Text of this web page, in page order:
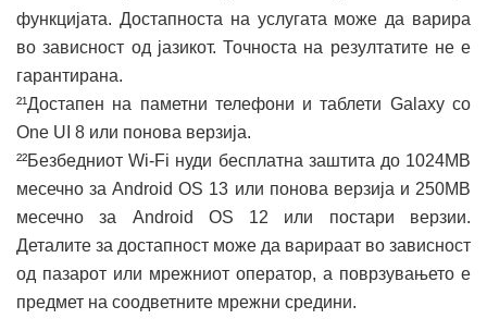
функцијата. Достапноста на услугата може да варира
во зависност од јазикот. Точноста на резултатите не е
гарантирана.
²¹Достапен на паметни телефони и таблети Galaxy со
One UI 8 или понова верзија.
²²Безбедниот Wi-Fi нуди бесплатна заштита до 1024MB
месечно за Android OS 13 или понова верзија и 250MB
месечно за Android OS 12 или постари верзии.
Деталите за достапност може да варираат во зависност
од пазарот или мрежниот оператор, а поврзувањето е
предмет на соодветните мрежни средини.